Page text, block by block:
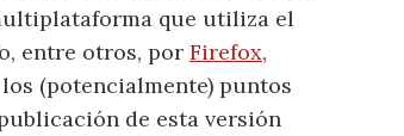
que utiliza el
entre otros, por Firefox,
(potencialmente) puntos
de esta versión